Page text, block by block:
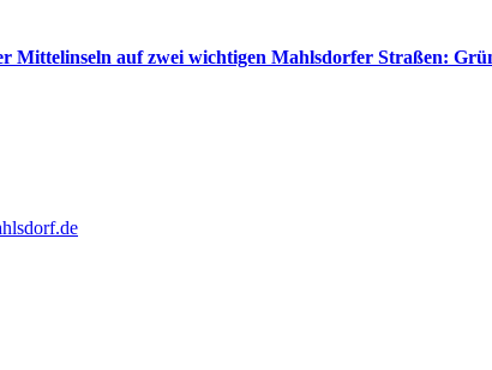
Mittelinseln auf zwei wichtigen Mahlsdorfer Straßen: